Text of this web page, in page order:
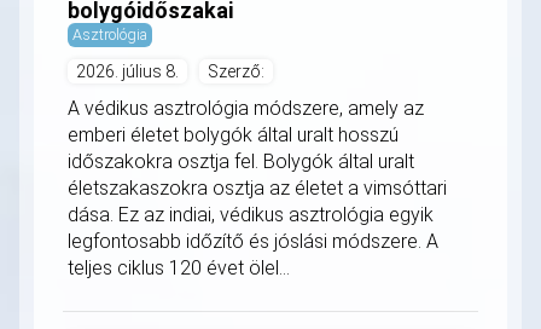
bolygóidőszakai
Asztrológia
2026. július 8. Szerző:
A védikus asztrológia módszere, amely az
emberi életet bolygók által uralt hosszú
időszakokra osztja fel. Bolygók által uralt
életszakaszokra osztja az életet a vimsóttari
dása. Ez az indiai, védikus asztrológia egyik
legfontosabb időzítő és jóslási módszere. A
teljes ciklus 120 évet ölel...